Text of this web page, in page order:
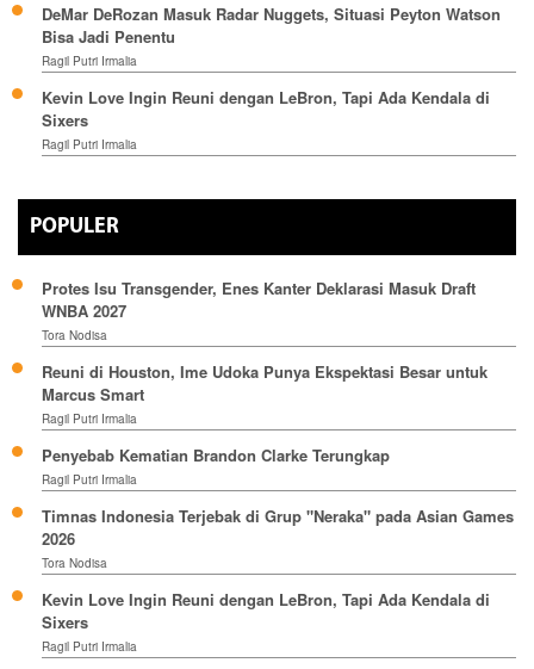
DeMar DeRozan Masuk Radar Nuggets, Situasi Peyton Watson
Bisa Jadi Penentu
Ragil Putri Irmalia
Kevin Love Ingin Reuni dengan LeBron, Tapi Ada Kendala di
Sixers
Ragil Putri Irmalia
POPULER
Protes Isu Transgender, Enes Kanter Deklarasi Masuk Draft
WNBA 2027
Tora Nodisa
Reuni di Houston, Ime Udoka Punya Ekspektasi Besar untuk
Marcus Smart
Ragil Putri Irmalia
Penyebab Kematian Brandon Clarke Terungkap
Ragil Putri Irmalia
Timnas Indonesia Terjebak di Grup "Neraka" pada Asian Games
2026
Tora Nodisa
Kevin Love Ingin Reuni dengan LeBron, Tapi Ada Kendala di
Sixers
Ragil Putri Irmalia